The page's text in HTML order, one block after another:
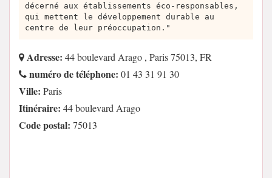
décerné aux établissements éco-responsables,
qui mettent le développement durable au
centre de leur préoccupation."
Adresse: 44 boulevard Arago , Paris 75013, FR
numéro de téléphone: 01 43 31 91 30
Ville: Paris
Itinéraire: 44 boulevard Arago
Code postal: 75013